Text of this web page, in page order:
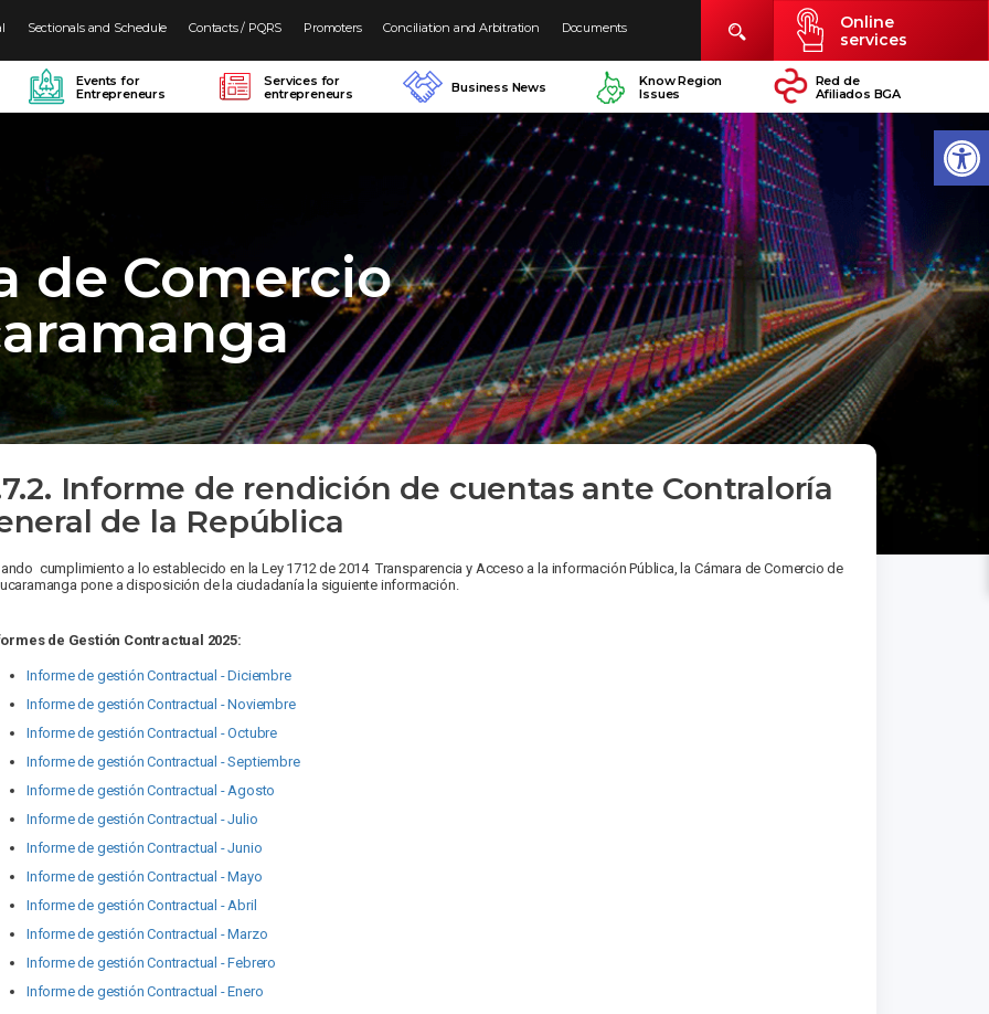
Sectionals and Schedule Contacts / PQRS Promoters Conciliation and Arbitration Documents
Online
services
Events for
Entrepreneurs
Services for
entrepreneurs
Business News
Know Region
Issues
Red de
Afiliados BGA
de Comercio
Informe de rendición de cuentas ante Contraloría
de la República
cumplimiento a lo establecido en la Ley 1712 de 2014 Transparencia y Acceso a la información Pública, la Cámara de Comercio de
pone a disposición de la ciudadanía la siguiente información.
de Gestión Contractual 2025:
Informe de gestión Contractual -Diciembre
Informe de gestión Contractual -Noviembre
Informe de gestión Contractual -Octubre
Informe de gestión Contractual -Septiembre
Informe de gestión Contractual -Agosto
Informe de gestión Contractual - Julio
Informe de gestión Contractual - Junio
Informe de gestión Contractual - Mayo
Informe de gestión Contractual - Abril
Informe de gestión Contractual - Marzo
Informe de gestión Contractual - Febrero
Informe de gestión Contractual - Enero